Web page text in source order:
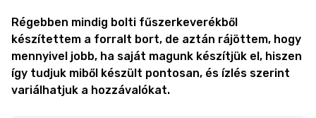
Régebben mindig bolti fűszerkeverékből
készítettem a forralt bort, de aztán rájöttem, hogy
mennyivel jobb, ha saját magunk készítjük el, hiszen
így tudjuk miből készült pontosan, és ízlés szerint
variálhatjuk a hozzávalókat.